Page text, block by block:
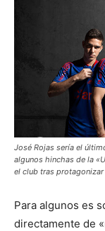
José Rojas sería el
algunos hinchas de la
el club tras protagonizar
Para algunos es
directamente de